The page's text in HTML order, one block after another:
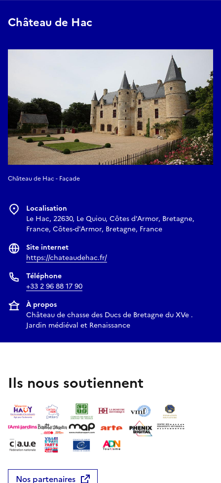
Château de Hac
Château de Hac - Façade
Localisation
Le Hac, 22630, Le Quiou, Côtes d'Armor, Bretagne,
France, Côtes-d'Armor, Bretagne, France
Site internet
https://chateaudehac.fr/
Téléphone
+33 2 96 88 17 90
À propos
Château de chasse des Ducs de Bretagne du XVe .
Jardin médiéval et Renaissance
Ils nous soutiennent
Nos partenaires